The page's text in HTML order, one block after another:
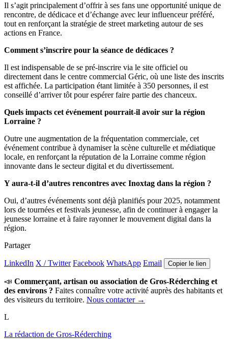
Il s’agit principalement d’offrir à ses fans une opportunité unique de
rencontre, de dédicace et d’échange avec leur influenceur préféré,
tout en renforçant la stratégie de street marketing autour de ses
actions en France.
Comment s’inscrire pour la séance de dédicaces ?
Il est indispensable de se pré-inscrire via le site officiel ou
directement dans le centre commercial Géric, où une liste des inscrits
est affichée. La participation étant limitée à 350 personnes, il est
conseillé d’arriver tôt pour espérer faire partie des chanceux.
Quels impacts cet événement pourrait-il avoir sur la région
Lorraine ?
Outre une augmentation de la fréquentation commerciale, cet
événement contribue à dynamiser la scène culturelle et médiatique
locale, en renforçant la réputation de la Lorraine comme région
innovante dans le secteur digital et du divertissement.
Y aura-t-il d’autres rencontres avec Inoxtag dans la région ?
Oui, d’autres événements sont déjà planifiés pour 2025, notamment
lors de tournées et festivals jeunesse, afin de continuer à engager la
jeunesse lorraine et à faire rayonner le mouvement digital dans la
région.
Partager
LinkedIn X / Twitter Facebook WhatsApp Email Copier le lien
📣 Commerçant, artisan ou association de Gros-Réderching et
des environs ? Faites connaître votre activité auprès des habitants et
des visiteurs du territoire. Nous contacter →
L
La rédaction de Gros-Réderching